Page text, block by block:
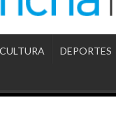
CULTURA DEPORTES